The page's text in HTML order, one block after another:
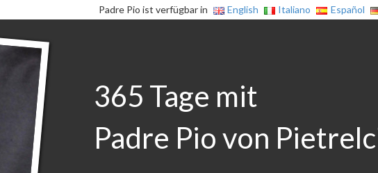
Padre Pio ist verfügbar in English Italiano Español
365 Tage mit
Padre Pio von